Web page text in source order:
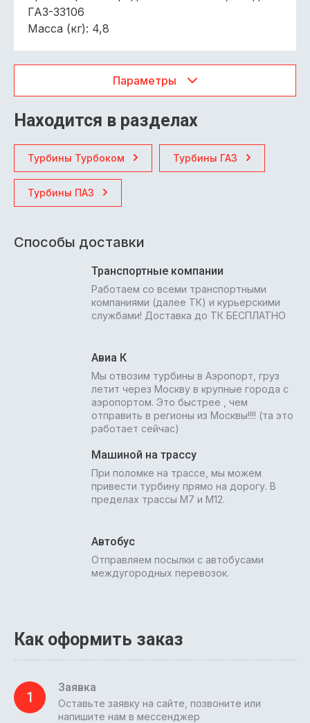
ГАЗ-33106
Масса (кг): 4,8
Параметры
Находится в разделах
Турбины Турбоком Турбины ГАЗ
Турбины ПАЗ
Способы доставки
Транспортные компании
Работаем со всеми транспортными
компаниями (далее ТК) и курьерскими
службами! Доставка до ТК БЕСПЛАТНО
Авиа К
Мы отвозим турбины в Аэропорт, груз
летит через Москву в крупные города с
аэропортом. Это быстрее , чем
отправить в регионы из Москвы!!!! (та это
работает сейчас)
Машиной на трассу
При поломке на трассе, мы можем
привести турбину прямо на дорогу. В
пределах трассы М7 и М12.
Автобус
Отправляем посылки с автобусами
междугородных перевозок.
Как оформить заказ
1
Заявка
Оставьте заявку на сайте, позвоните или
напишите нам в мессенджер